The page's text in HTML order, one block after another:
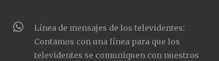
Línea de mensajes de los televidentes:
Contamos con una línea para que los
televidentes se comuniquen con nuestros